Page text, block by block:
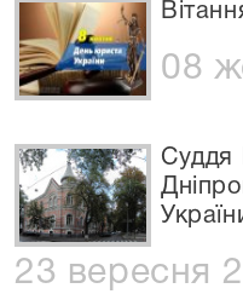
08
Суддя
23 вересня